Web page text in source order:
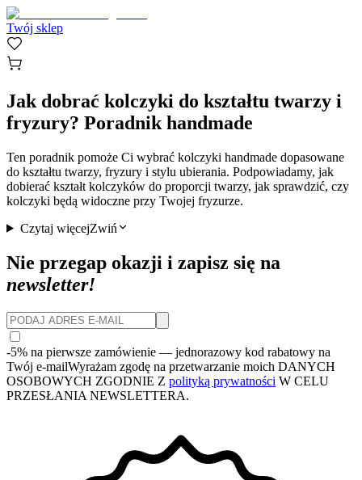
Twój sklep
Jak dobrać kolczyki do kształtu twarzy i
fryzury? Poradnik handmade
Ten poradnik pomoże Ci wybrać kolczyki handmade dopasowane
do kształtu twarzy, fryzury i stylu ubierania. Podpowiadamy, jak
dobierać kształt kolczyków do proporcji twarzy, jak sprawdzić, czy
kolczyki będą widoczne przy Twojej fryzurze.
Czytaj więcejZwiń
Nie przegap okazji i zapisz się na
newsletter!
-5% na pierwsze zamówienie — jednorazowy kod rabatowy na
Twój e-mailWyrażam zgodę na przetwarzanie moich DANYCH
OSOBOWYCH ZGODNIE Z polityką prywatności W CELU
PRZESŁANIA NEWSLETTERA.